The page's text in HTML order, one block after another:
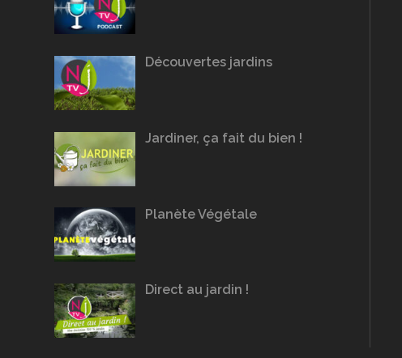
Découvertes jardins
Jardiner, ça fait du bien !
Planète Végétale
Direct au jardin !